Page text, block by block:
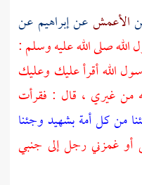
الأعمشعنإبراهيم عن
صلى الله عليه وسلم :
الله أقرأ عليك وعليك
من غيري ، قال : فقرأت
من كل أمة بشهيد وجئنا
غمزني رجل إلى جنبي